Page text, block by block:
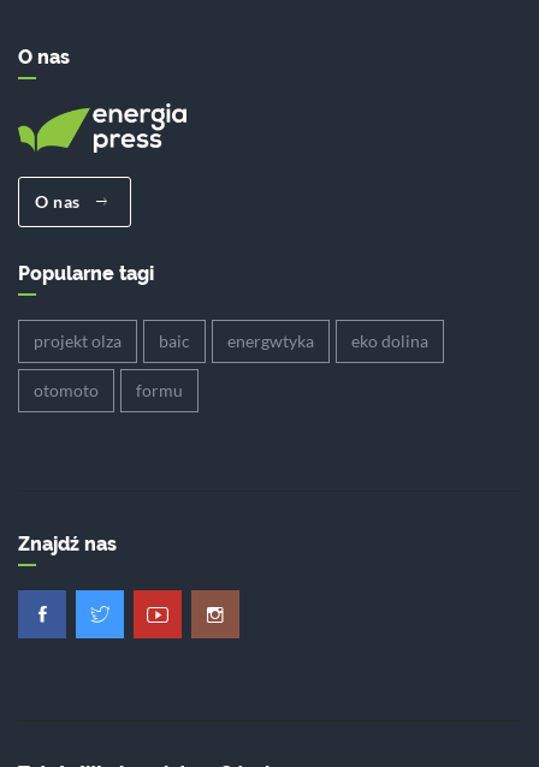
O nas
O nas
Popularne tagi
projekt olza baic energwtyka eko dolina
otomoto formu
Znajdź nas